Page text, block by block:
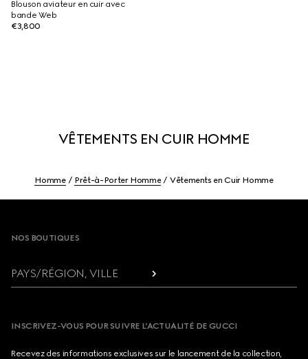
Blouson aviateur en cuir avec
bande Web
€3,800
VÊTEMENTS EN CUIR HOMME
Homme Prêt-à-Porter Homme Vêtements en Cuir Homme
NOS BOUTIQUES
PAYS/RÉGION, VILLE
INSCRIVEZ-VOUS POUR SUIVRE L’ACTUALITÉ DE GUCCI
Recevez des informations exclusives sur le lancement de la collection,